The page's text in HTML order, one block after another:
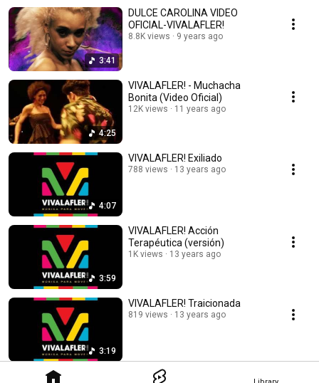
3:41
DULCE CAROLINA VIDEO
OFICIAL-VIVALAFLER!
8.8K views 9 years ago
4:25
VIVALAFLER! - Muchacha
Bonita (Video Oficial)
12K views 11 years ago
4:07
VIVALAFLER! Exiliado
788 views 13 years ago
3:59
VIVALAFLER! Acción
Terapéutica (versión)
1K views 13 years ago
3:19
VIVALAFLER! Traicionada
819 views 13 years ago